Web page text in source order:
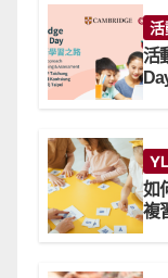
活
活
如
複